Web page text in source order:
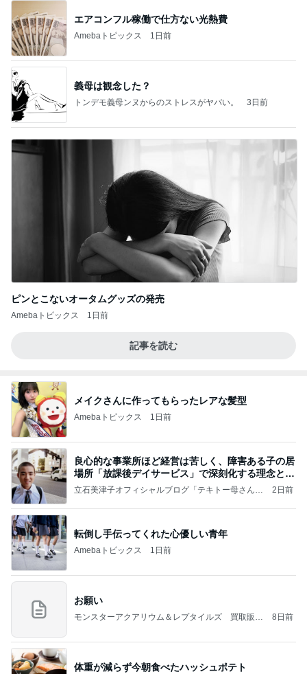
エアコンフル稼働で仕方ない光熱費
Amebaトピックス 1日前
義母は観念した？
トンデモ義母ンヌからのストレスがヤバい。 3日前
ピンとこないオータムグッズの発売
Amebaトピックス 1日前
記事を読む
メイクさんに作ってもらったレアな髪型
Amebaトピックス 1日前
良心的な事業所ほど経営は苦しく、障害ある子の居
場所「放課後デイサービス」で深刻化する理念と現
実の
立石美津子オフィシャルブログ「テキトー母さんの
2日前
転倒し手伝ってくれた心優しい青年
Amebaトピックス 1日前
お願い
モンスターアクアリウム＆レプタイルズ 買取販売
8日前
体重が減らず今朝食べたハッシュポテト